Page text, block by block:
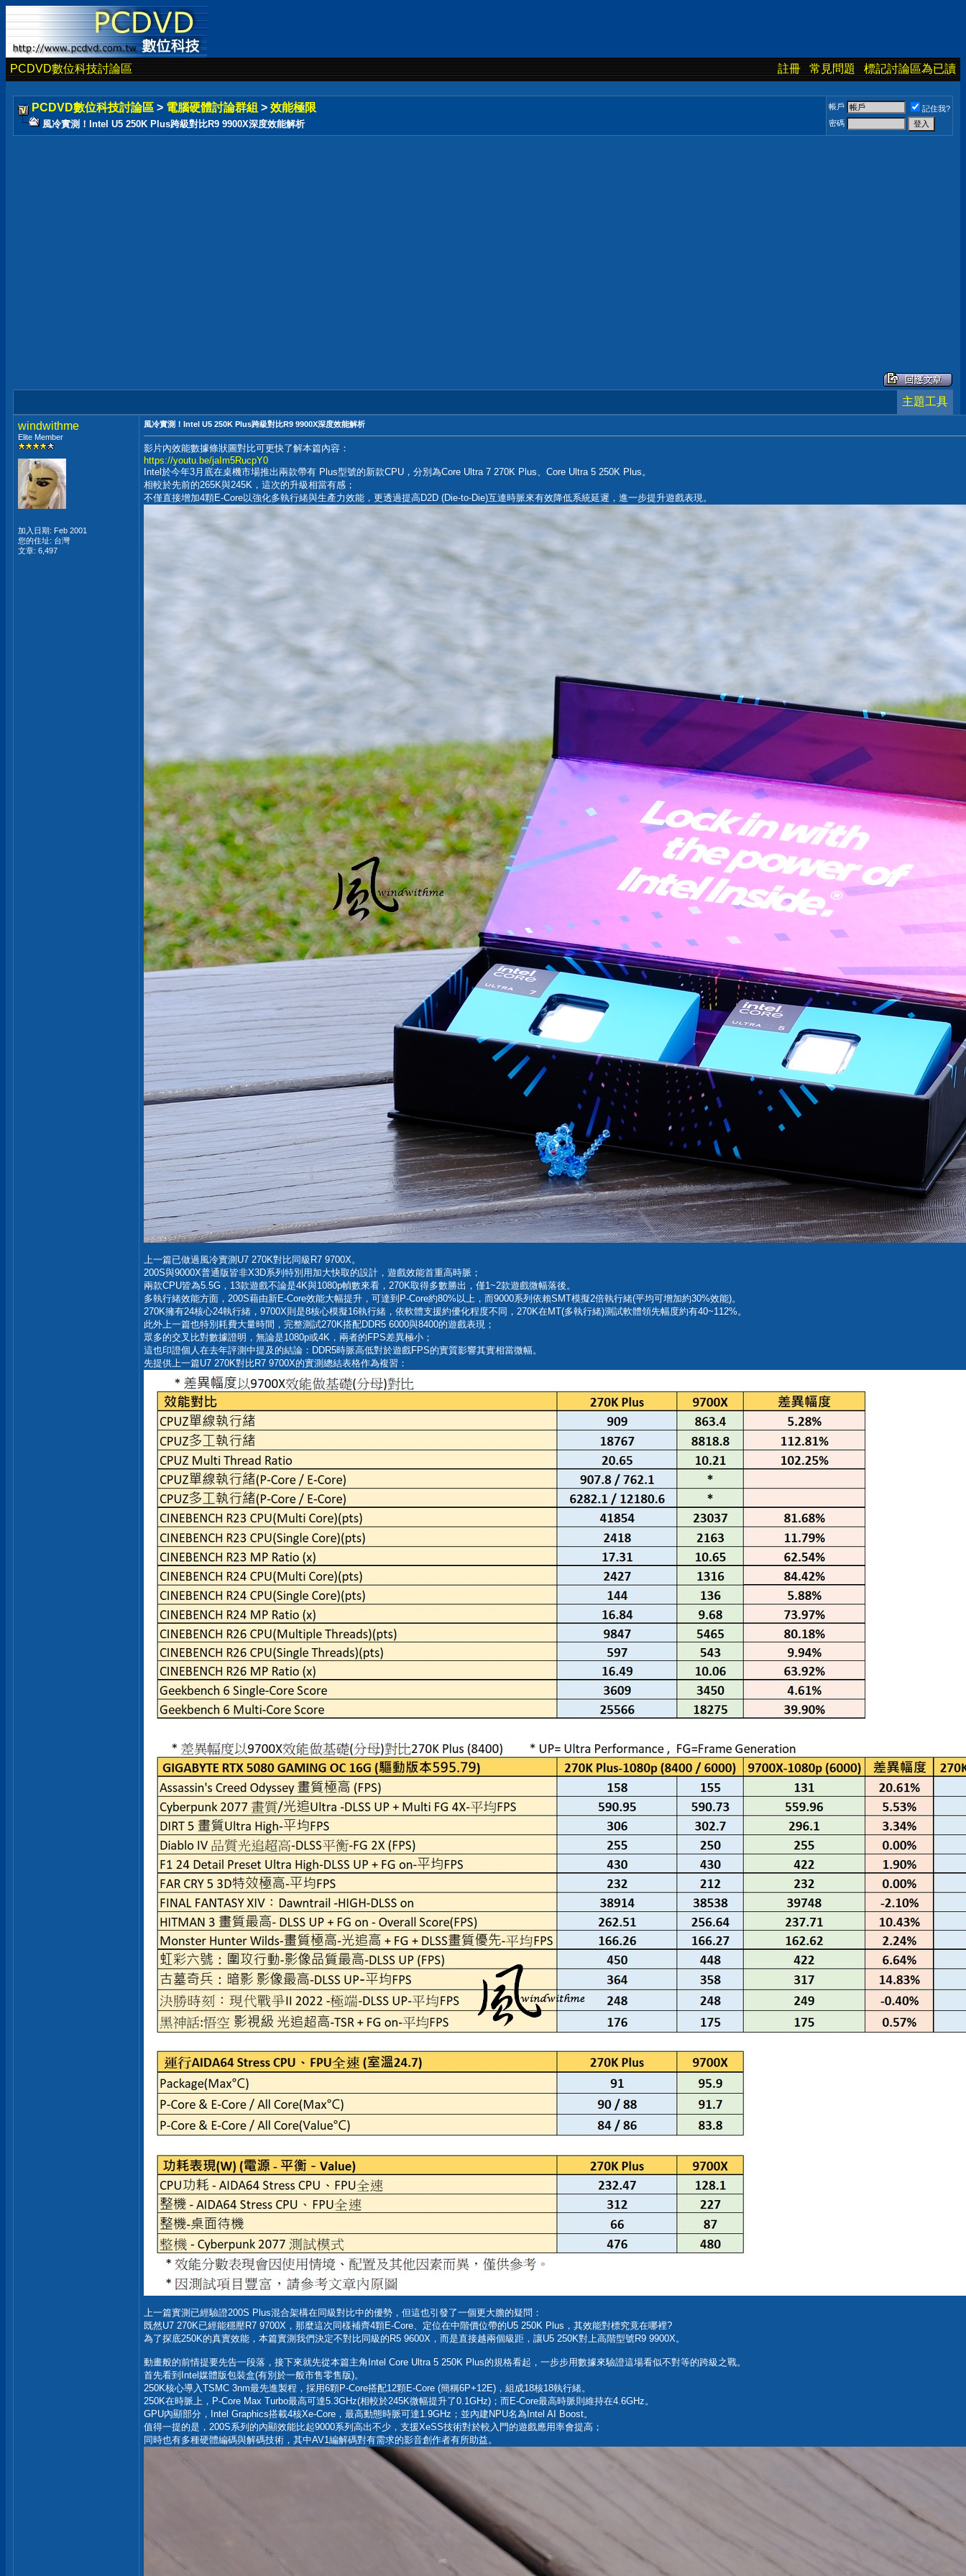
PCDVD數位科技討論區 註冊 常見問題 標記討論區為已讀
PCDVD數位科技討論區 > 電腦硬體討論群組 > 效能極限
風冷實測！Intel U5 250K Plus跨級對比R9 9900X深度效能解析
帳戶
記住我?
密碼
主題工具
windwithme
Elite Member
加入日期: Feb 2001
您的住址: 台灣
文章: 6,497
風冷實測！Intel U5 250K Plus跨級對比R9 9900X深度效能解析
影片內效能數據條狀圖對比可更快了解本篇內容：
https://youtu.be/jaIm5RucpY0
Intel於今年3月底在桌機市場推出兩款帶有 Plus型號的新款CPU，分別為Core Ultra 7 270K Plus、Core Ultra 5 250K Plus。
相較於先前的265K與245K，這次的升級相當有感；
不僅直接增加4顆E-Core以強化多執行緒與生產力效能，更透過提高D2D (Die-to-Die)互連時脈來有效降低系統延遲，進一步提升遊戲表現。
上一篇已做過風冷實測U7 270K對比同級R7 9700X。
200S與9000X普通版皆非X3D系列特別用加大快取的設計，遊戲效能首重高時脈；
兩款CPU皆為5.5G，13款遊戲不論是4K與1080p幀數來看，270K取得多數勝出，僅1~2款遊戲微幅落後。
多執行緒效能方面，200S藉由新E-Core效能大幅提升，可達到P-Core約80%以上，而9000系列依賴SMT模擬2倍執行緒(平均可增加約30%效能)。
270K擁有24核心24執行緒，9700X則是8核心模擬16執行緒，依軟體支援約優化程度不同，270K在MT(多執行緒)測試軟體領先幅度約有40~112%。
此外上一篇也特別耗費大量時間，完整測試270K搭配DDR5 6000與8400的遊戲表現；
眾多的交叉比對數據證明，無論是1080p或4K，兩者的FPS差異極小；
這也印證個人在去年評測中提及的結論：DDR5時脈高低對於遊戲FPS的實質影響其實相當微幅。
先提供上一篇U7 270K對比R7 9700X的實測總結表格作為複習：
上一篇實測已經驗證200S Plus混合架構在同級對比中的優勢，但這也引發了一個更大膽的疑問：
既然U7 270K已經能穩壓R7 9700X，那麼這次同樣補齊4顆E-Core、定位在中階價位帶的U5 250K Plus，其效能對標究竟在哪裡?
為了探底250K的真實效能，本篇實測我們決定不對比同級的R5 9600X，而是直接越兩個級距，讓U5 250K對上高階型號R9 9900X。
動畫般的前情提要先告一段落，接下來就先從本篇主角Intel Core Ultra 5 250K Plus的規格看起，一步步用數據來驗證這場看似不對等的跨級之戰。
首先看到Intel媒體版包裝盒(有別於一般市售零售版)。
250K核心導入TSMC 3nm最先進製程，採用6顆P-Core搭配12顆E-Core (簡稱6P+12E)，組成18核18執行緒。
250K在時脈上，P-Core Max Turbo最高可達5.3GHz(相較於245K微幅提升了0.1GHz)；而E-Core最高時脈則維持在4.6GHz。
GPU內顯部分，Intel Graphics搭載4核Xe-Core，最高動態時脈可達1.9GHz；並內建NPU名為Intel AI Boost。
值得一提的是，200S系列的內顯效能比起9000系列高出不少，支援XeSS技術對於較入門的遊戲應用率會提高；
同時也有多種硬體編碼與解碼技術，其中AV1編解碼對有需求的影音創作者有所助益。